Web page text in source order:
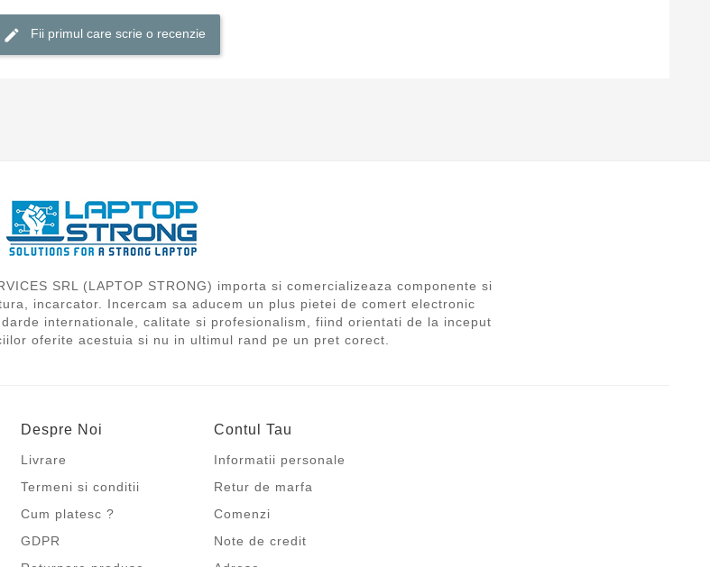
Fii primul care scrie o recenzie
SRL (LAPTOP STRONG) importa si comercializeaza componente si
incarcator. Incercam sa aducem un plus pietei de comert electronic
internationale, calitate si profesionalism, fiind orientati de la inceput
oferite acestuia si nu in ultimul rand pe un pret corect.
Despre Noi
Livrare
Termeni si conditii
Cum platesc ?
GDPR
Contul Tau
Informatii personale
Retur de marfa
Comenzi
Note de credit